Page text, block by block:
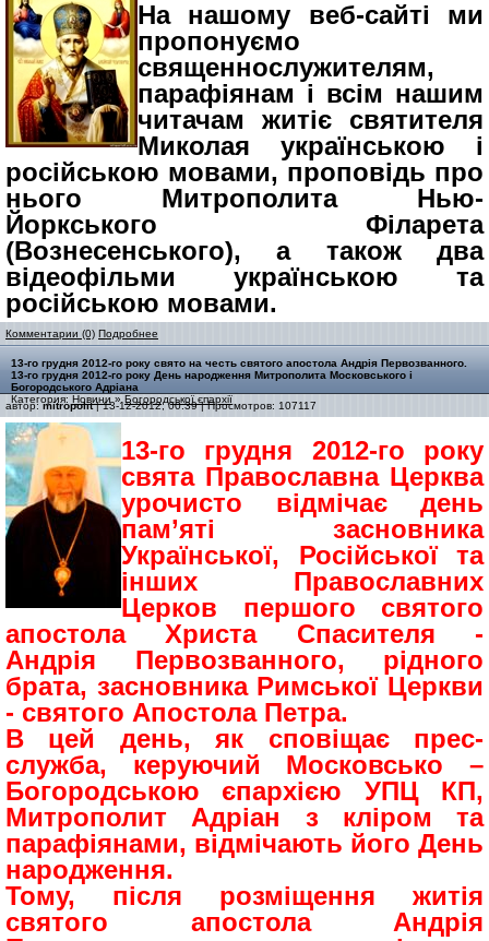
На нашому веб-сайті ми
пропонуємо
священнослужителям,
парафіянам і всім нашим
читачам житіє святителя
Миколая українською і
російською мовами, проповідь про
нього Митрополита Нью-
Йоркського Філарета
(Вознесенського), а також два
відеофільми українською та
російською мовами.
Комментарии (0) Подробнее
13-го грудня 2012-го року свято на честь святого апостола Андрія Первозванного.
13-го грудня 2012-го року День народження Митрополита Московського і
Богородського Адріана
Категория: Новини » Богородської єпархії
автор:mitropolit| 13-12-2012, 00:39 | Просмотров: 107117
13-го грудня 2012-го року
свята Православна Церква
урочисто відмічає день
пам’яті засновника
Української, Російської та
інших Православних
Церков першого святого
апостола Христа Спасителя -
Андрія Первозванного, рідного
брата, засновника Римської Церкви
- святого Апостола Петра.
В цей день, як сповіщає прес-
служба, керуючий Московсько –
Богородською єпархією УПЦ КП,
Митрополит Адріан з кліром та
парафіянами, відмічають його День
народження.
Тому, після розміщення житія
святого апостола Андрія